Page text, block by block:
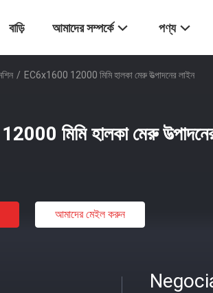
বাড়ি আমাদের সম্পর্কে পণ্য
/ EC6x1600 12000 মিমি হালকা মেরু উত্পাদনের লাইন
মিমি হালকা মেরু
আমাদের মেইল ​​করুন